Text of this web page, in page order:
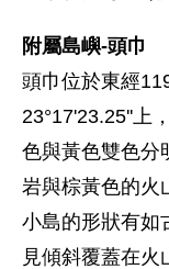
附屬島嶼-頭巾
頭巾位於東經
23°17'23.25''上
色與黃色雙色分
岩與棕黃色的火
小島的形狀有如
見傾斜覆蓋在火